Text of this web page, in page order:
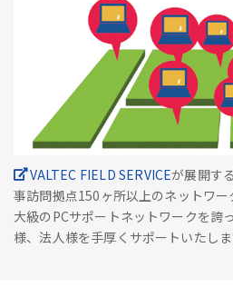
VALTEC FIELD SERVICEが展開す
事訪問拠点150ヶ所以上のネットワ
大級のPCサポートネットワークを誇
様、法人様を手厚くサポートいたしま